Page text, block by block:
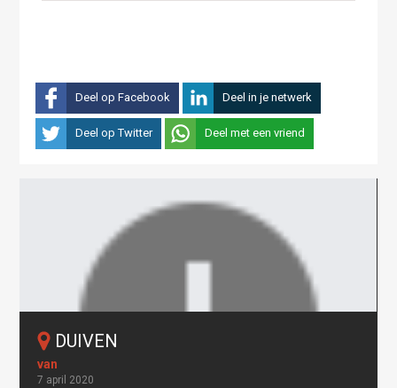
Deel op Facebook Deel in je netwerk
Deel op Twitter Deel met een vriend
DUIVEN
7 april 2020